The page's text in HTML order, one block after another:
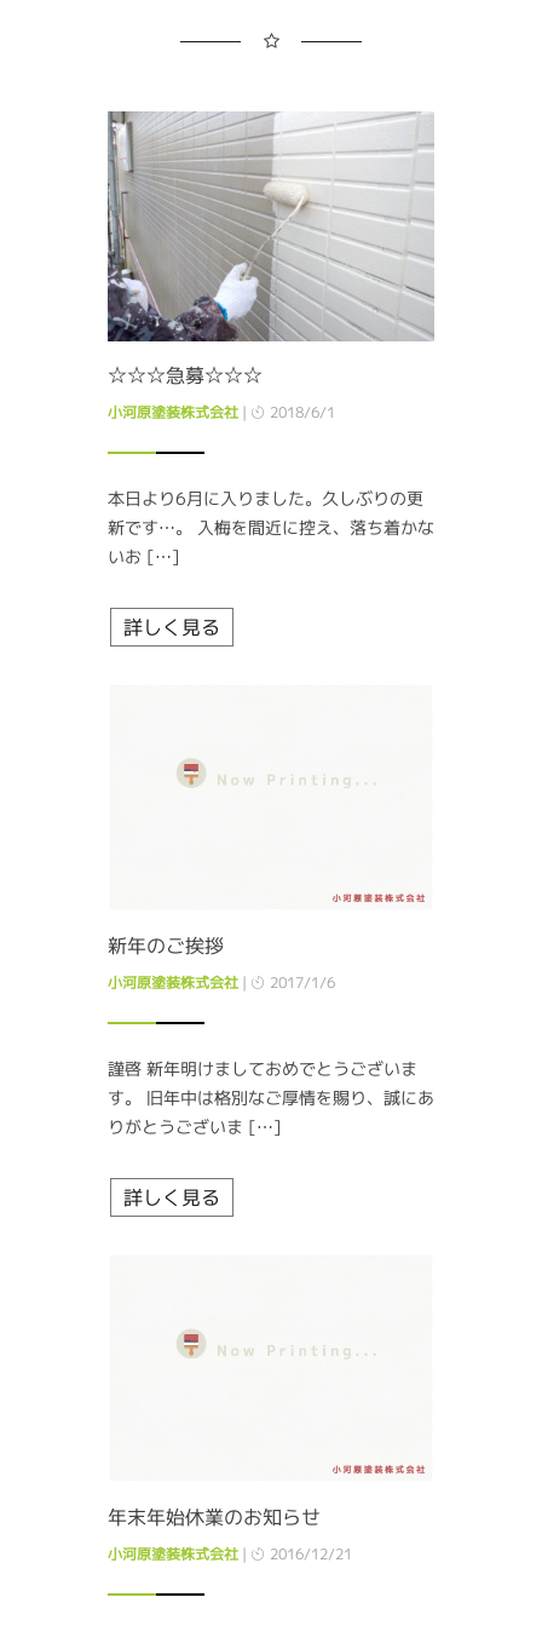
☆☆☆急募☆☆☆
小河原塗装株式会社 | 2018/6/1
本日より6月に入りました。久しぶりの更
新です…。 入梅を間近に控え、落ち着かな
いお […]
詳しく見る
新年のご挨拶
小河原塗装株式会社 | 2017/1/6
謹啓 新年明けましておめでとうございま
す。 旧年中は格別なご厚情を賜り、誠にあ
りがとうございま […]
詳しく見る
年末年始休業のお知らせ
小河原塗装株式会社 | 2016/12/21